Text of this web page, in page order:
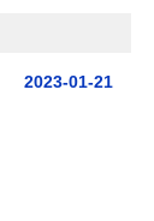
2023-01-21